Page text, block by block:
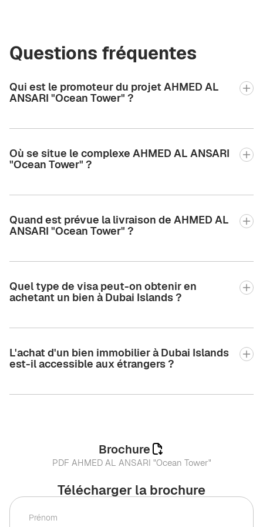
Questions fréquentes
Qui est le promoteur du projet AHMED AL
ANSARI "Ocean Tower" ?
Où se situe le complexe AHMED AL ANSARI
"Ocean Tower" ?
Quand est prévue la livraison de AHMED AL
ANSARI "Ocean Tower" ?
Quel type de visa peut-on obtenir en
achetant un bien à Dubai Islands ?
L'achat d'un bien immobilier à Dubai Islands
est-il accessible aux étrangers ?
Télécharger la brochure
Brochure
PDF AHMED AL ANSARI "Ocean Tower"